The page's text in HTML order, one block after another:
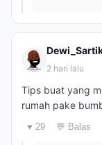
2 hari lalu
Tips buat yang
rumah pake
♥ 29 💬 Balas